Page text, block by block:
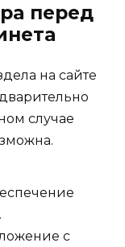
перед
на сайте
случае
с